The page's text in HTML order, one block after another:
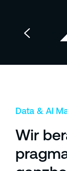
Data & AI
Wir